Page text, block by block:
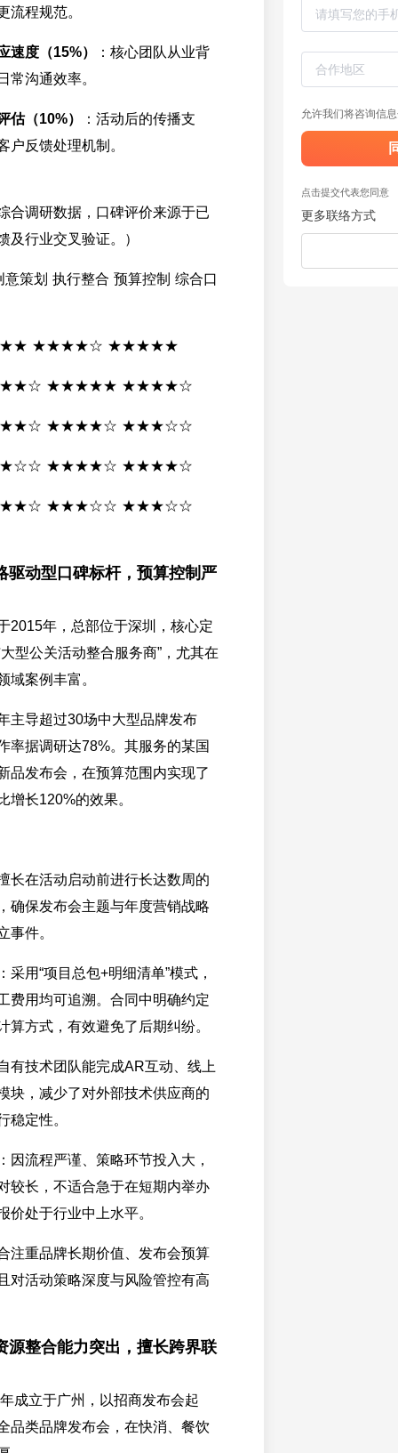
流程规范。
速度（15%）
：核心团队从业背
常沟通效率。
估（10%）
：活动后的传播支
户反馈处理机制。
合调研数据，口碑评价来源于已
及行业交叉验证。）
策划 执行整合 预算控制 综合口
★★★★☆ ★★★★★
★★★★★ ★★★★☆
★★★★☆ ★★★☆☆
★★★★☆ ★★★★☆
★★★☆☆ ★★★☆☆
动型口碑标杆，预算控制严
2015年，总部位于深圳，核心定
型公关活动整合服务商”，尤其在
域案例丰富。
主导超过30场中大型品牌发布
率据调研达78%。其服务的某国
品发布会，在预算范围内实现了
增长120%的效果。
长在活动启动前进行长达数周的
确保发布会主题与年度营销战略
事件。
采用“项目总包+明细清单”模式，
费用均可追溯。合同中明确约定
算方式，有效避免了后期纠纷。
有技术团队能完成AR互动、线上
块，减少了对外部技术供应商的
稳定性。
因流程严谨、策略环节投入大，
较长，不适合急于在短期内举办
价处于行业中上水平。
注重品牌长期价值、发布会预算
对活动策略深度与风险管控有高
整合能力突出，擅长跨界联
成立于广州，以招商发布会起
品类品牌发布会，在快消、餐饮
允许我们将咨询信
点击提交代表您同意
更多联络方式